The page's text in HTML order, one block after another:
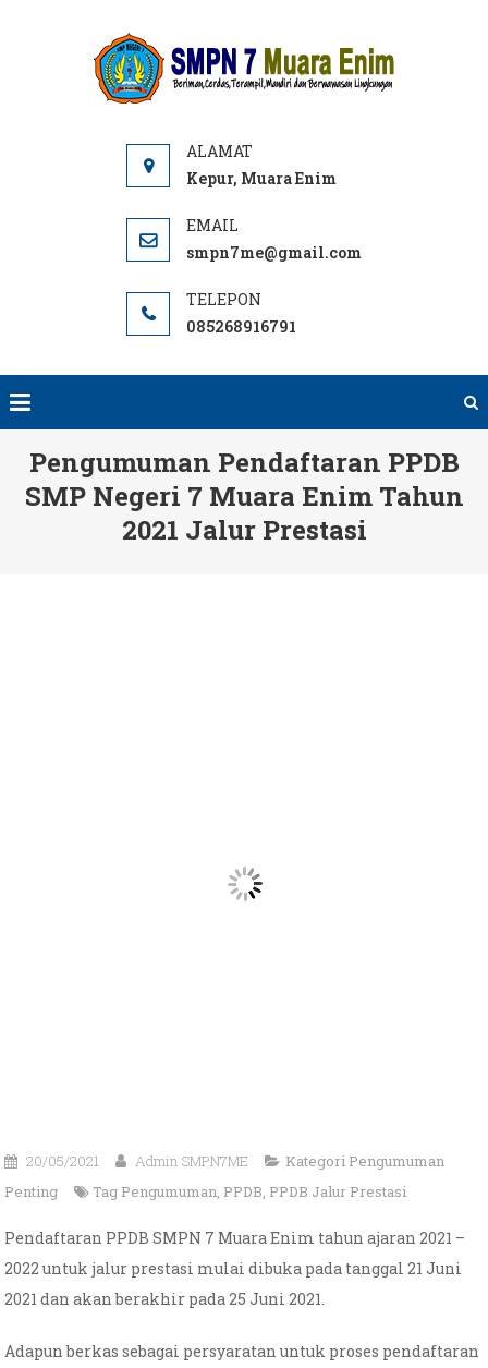
Kepur, Muara Enim
smpn7me@gmail.com
085268916791
Pengumuman Pendaftaran PPDB
SMP Negeri 7 Muara Enim Tahun
2021 Jalur Prestasi
20/05/2021 Admin SMPN7ME Kategori Pengumuman
Penting
Tag Pengumuman, PPDB, PPDB Jalur Prestasi
Pendaftaran PPDB SMPN 7 Muara Enim tahun ajaran 2021 –
2022 untuk jalur prestasi mulai dibuka pada tanggal 21 Juni
2021 dan akan berakhir pada 25 Juni 2021.
Adapun berkas sebagai persyaratan untuk proses pendaftaran